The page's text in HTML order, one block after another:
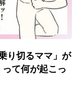
り切るママ」が
て何が起こっ